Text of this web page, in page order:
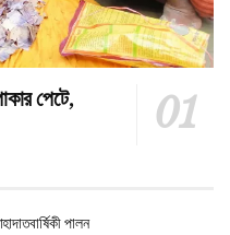
পেটে,
পালন